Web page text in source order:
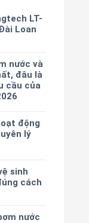
LT-
Loan
nước và
đâu là
cầu của
động
lý
sinh
cách
nước